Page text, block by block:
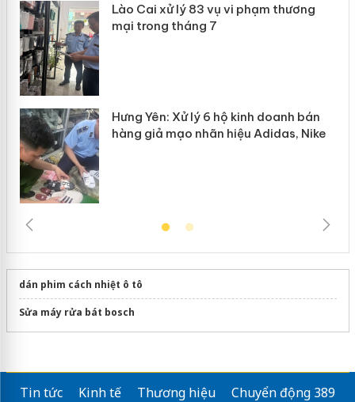
Lào Cai xử lý 83 vụ vi phạm thương
mại trong tháng 7
Hưng Yên: Xử lý 6 hộ kinh doanh bán
hàng giả mạo nhãn hiệu Adidas, Nike
dán phim cách nhiệt ô tô
Sửa máy rửa bát bosch
Tin tức Kinh tế Thương hiệu
Chuyển động 389